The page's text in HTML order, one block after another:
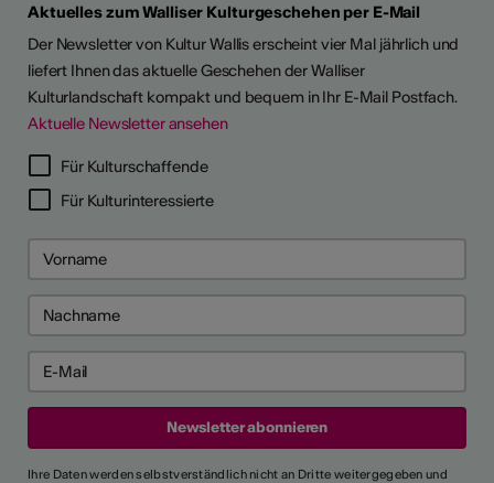
Aktuelles zum Walliser Kulturgeschehen per E-Mail
Der Newsletter von Kultur Wallis erscheint vier Mal jährlich und
liefert Ihnen das aktuelle Geschehen der Walliser
Kulturlandschaft kompakt und bequem in Ihr E-Mail Postfach.
Aktuelle Newsletter ansehen
Für Kulturschaffende
Für Kulturinteressierte
Ihre Daten werden selbstverständlich nicht an Dritte weitergegeben und